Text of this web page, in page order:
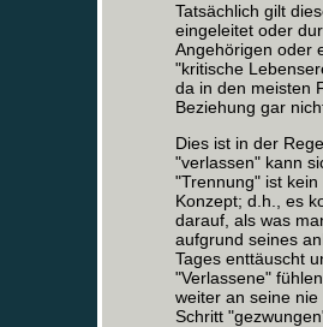
Tatsächlich gilt
eingeleitet oder
Angehörigen oder
"kritische
da in den meisten
Beziehung gar
Dies ist in der
"verlassen" kann
"Trennung" ist
Konzept; d.h., es
darauf, als was
aufgrund seines
Tages enttäuscht
"Verlassene"
weiter an seine
Schritt